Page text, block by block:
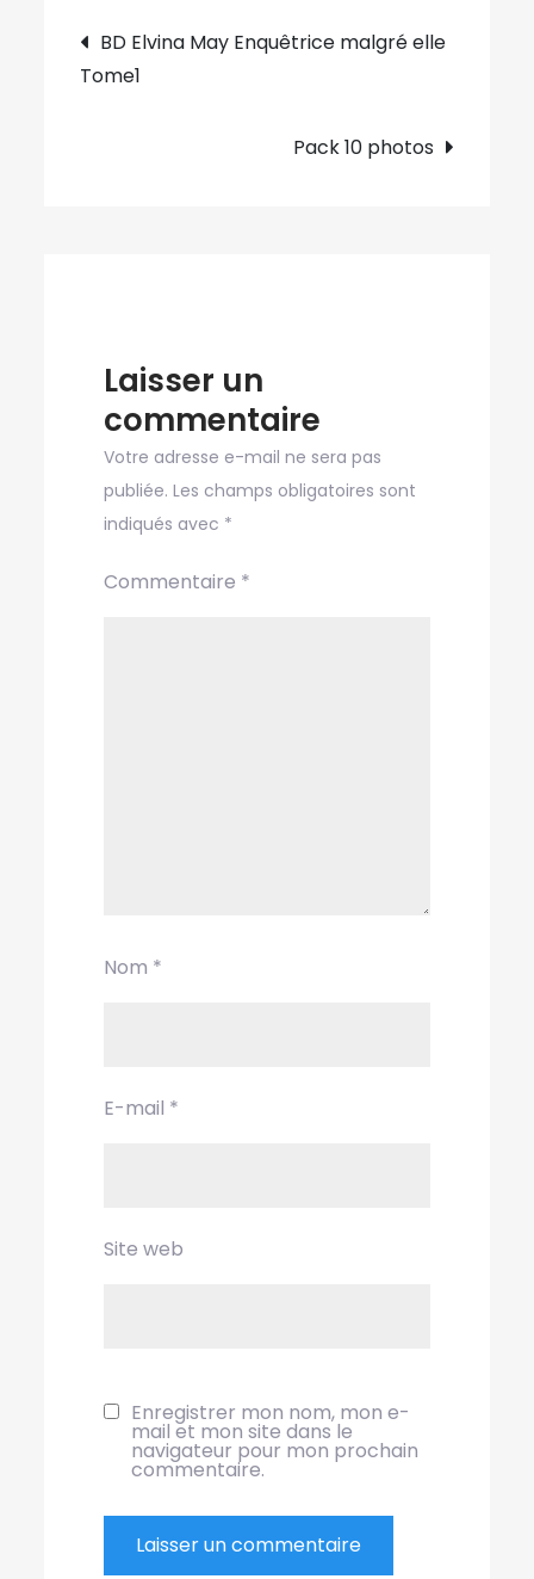
des
Navigation
de
BD Elvina May Enquêtrice malgré elle
Tome1
Pack 10 photos
Laisser un
commentaire
Votre adresse e-mail ne sera pas
publiée. Les champs obligatoires sont
indiqués avec *
Commentaire *
Nom *
E-mail *
Site web
Enregistrer mon nom, mon e-
mail et mon site dans le
navigateur pour mon prochain
commentaire.